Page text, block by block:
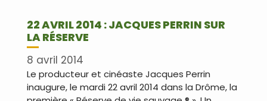
22 AVRIL 2014 : JACQUES PERRIN SUR
LA RÉSERVE
8 avril 2014
Le producteur et cinéaste Jacques Perrin
inaugure, le mardi 22 avril 2014 dans la Drôme, la